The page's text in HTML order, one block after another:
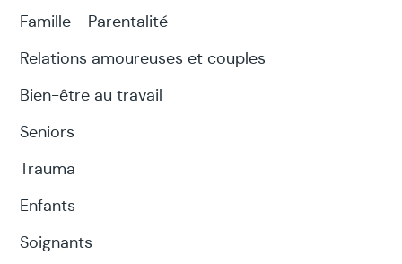
Famille - Parentalité
Relations amoureuses et couples
Bien-être au travail
Seniors
Trauma
Enfants
Soignants